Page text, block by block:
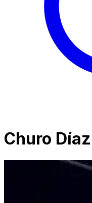
Churo Díaz